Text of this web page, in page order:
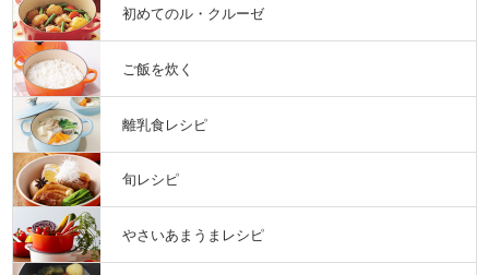
初めてのル・クルーゼ
ご飯を炊く
離乳食レシピ
旬レシピ
やさいあまうまレシピ